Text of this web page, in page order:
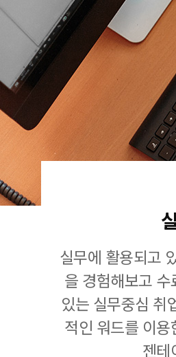
실무에 활용되고
을 경험해보고
있는 실무중심 취
적인 워드를 이
젠테